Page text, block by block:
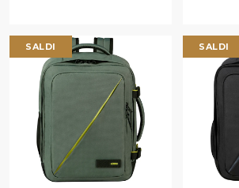
SALDI SALDI